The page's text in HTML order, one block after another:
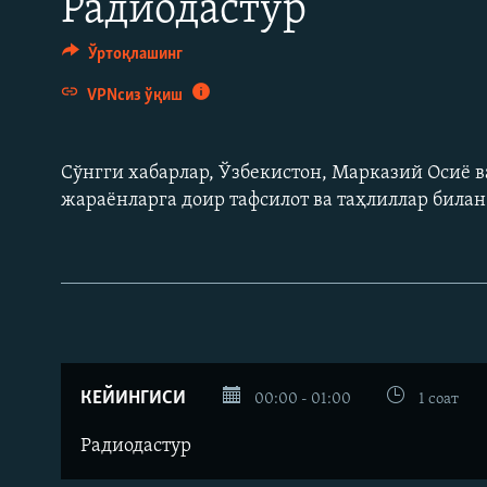
Радиодастур
Ўртоқлашинг
VPNсиз ўқиш
Сўнгги хабарлар, Ўзбекистон, Марказий Осиë
жараëнларга доир тафсилот ва таҳлиллар
КЕЙИНГИСИ 00:00 - 01:00 1 соат
Радиодастур